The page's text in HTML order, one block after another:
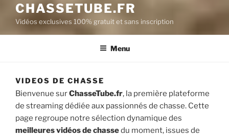
CHASSETUBE.FR
Vidéos exclusives 100% gratuit et sans inscription
Menu
VIDEOS DE CHASSE
Bienvenue surChasseTube.fr, la première plateforme
de streaming dédiée aux passionnés de chasse. Cette
page regroupe notre sélection dynamique des
meilleures vidéos de chassedu moment, issues de